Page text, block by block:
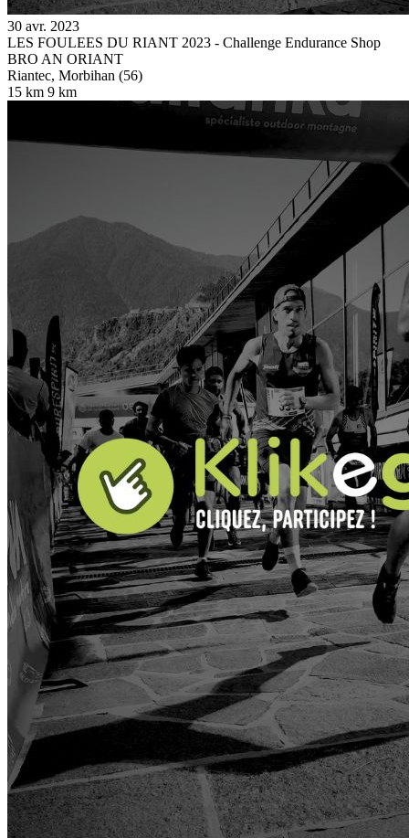
30 avr. 2023
LES FOULEES DU RIANT 2023 - Challenge Endurance Shop
BRO AN ORIANT
Riantec, Morbihan (56)
15 km 9 km